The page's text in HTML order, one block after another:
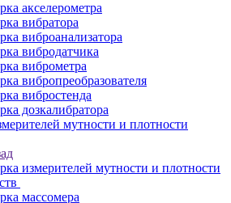
акселерометра
вибратора
виброанализатора
вибродатчика
виброметра
вибропреобразователя
вибростенда
дозкалибратора
мутности и плотности
измерителей мутности и плотности
массомера